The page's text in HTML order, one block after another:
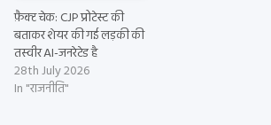
फ़ैक्ट चेक: CJP प्रोटेस्ट की
बताकर शेयर की गई लड़की की
तस्वीर AI-जनरेटेड है
28th July 2026
In "राजनीति"